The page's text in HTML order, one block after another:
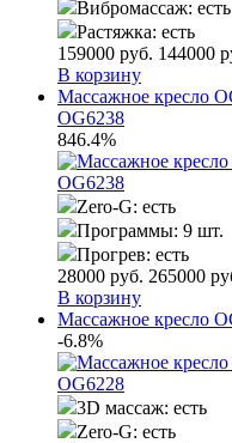
Вибромассаж: есть
Растяжка: есть
159000 руб. 144000
В корзину
Массажное кресло
OG6238
846.4%
Zero-G: есть
Программы: 9 шт.
Прогрев: есть
28000 руб. 265000
В корзину
Массажное кресло
-6.8%
3D массаж: есть
Zero-G: есть